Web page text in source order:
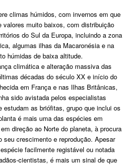
climas húmidos, com invernos em que
valores muito baixos, com distribuição
do Sul da Europa, incluindo a zona
algumas ilhas da Macaronésia e na
húmidas de baixa altitude.
climática e alteração massiva das
décadas do século XX e início do
em França e nas Ilhas Britânicas,
sido avistada pelos especialistas
estudam as briófitas, grupo que inclui os
é mais uma das espécies em
direção ao Norte do planeta, à procura
seu crescimento e reprodução. Apesar
facilmente registável ou notada
cientistas, é mais um sinal de que